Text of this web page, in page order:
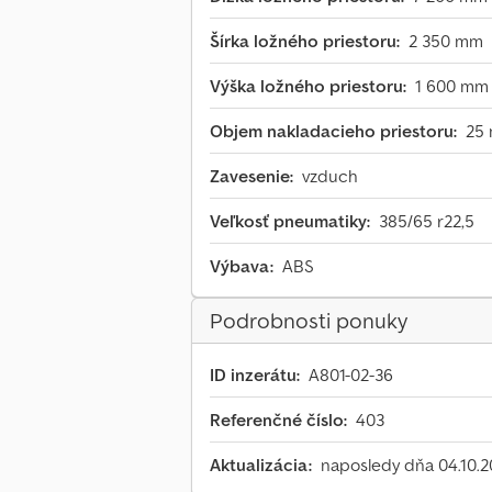
Šírka ložného priestoru: 2 350 mm
Výška ložného priestoru: 1 600 mm
Objem nakladacieho priestoru: 25
Zavesenie: vzduch
Veľkosť pneumatiky: 385/65 r22,5
Výbava: ABS
Podrobnosti ponuky
ID inzerátu: A801-02-36
Referenčné číslo: 403
Aktualizácia: naposledy dňa